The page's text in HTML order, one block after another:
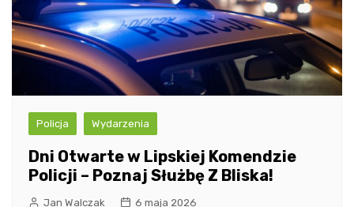
Policja Wydarzenia
Dni Otwarte w Lipskiej Komendzie
Policji – Poznaj Służbę Z Bliska!
Jan Walczak 6 maja 2026